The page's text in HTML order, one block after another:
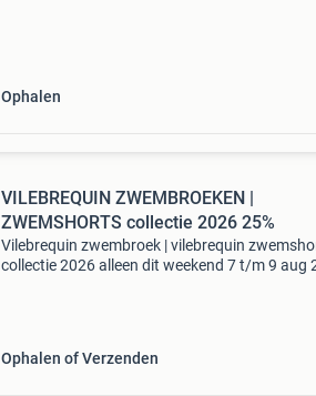
Ophalen
VILEBREQUIN ZWEMBROEKEN |
ZWEMSHORTS collectie 2026 25%
Vilebrequin zwembroek | vilebrequin
collectie 2026 alleen dit weekend 7 t/m 9 aug
Ophalen of Verzenden